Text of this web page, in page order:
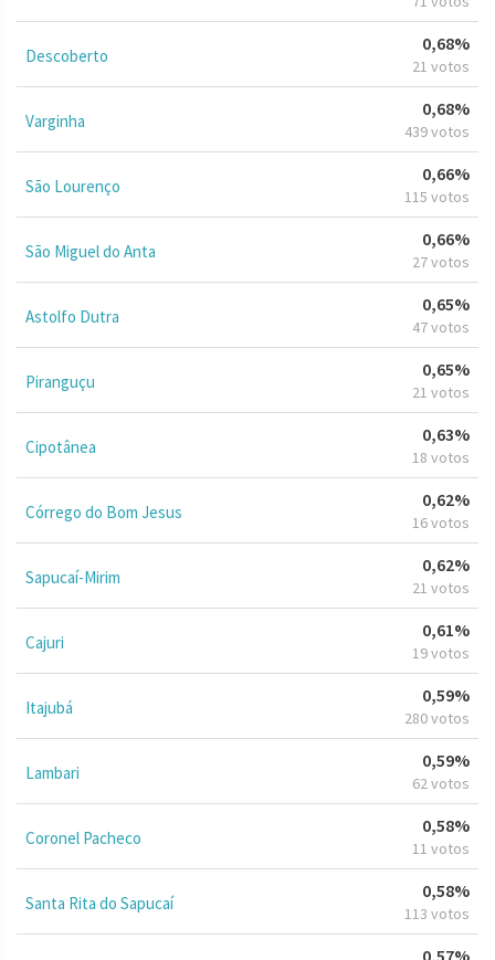
Descoberto
0,68%
21 votos
Varginha
0,68%
439 votos
São Lourenço
0,66%
115 votos
São Miguel do Anta
0,66%
27 votos
Astolfo Dutra
0,65%
47 votos
Piranguçu
0,65%
21 votos
Cipotânea
0,63%
18 votos
Córrego do Bom Jesus
0,62%
16 votos
Sapucaí-Mirim
0,62%
21 votos
Cajuri
0,61%
19 votos
Itajubá
0,59%
280 votos
Lambari
0,59%
62 votos
Coronel Pacheco
0,58%
11 votos
Santa Rita do Sapucaí
0,58%
113 votos
0,57%